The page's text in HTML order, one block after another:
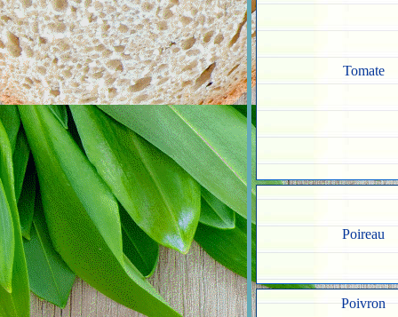
Tomate
Poireau
Poivron